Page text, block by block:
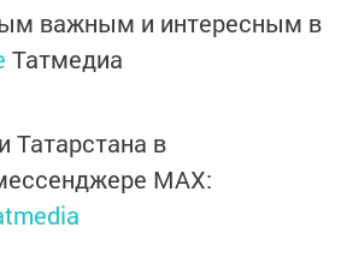
важным и интересным в
Татмедиа
Татарстана в
MАХ: